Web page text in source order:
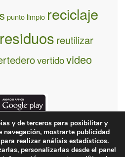
punto limpio reciclaje
residuos reutilizar
vertidovideo
y de terceros para posibilitar y
navegación, mostrarte publicidad
realizar análisis estadísticos.
personalizarlas desde el panel